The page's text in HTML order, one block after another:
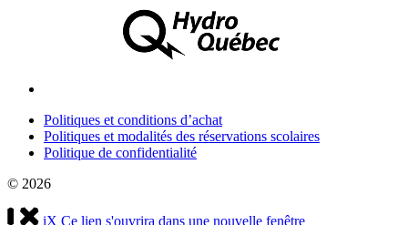
Politiques et conditions d’achat
Politiques et modalités des réservations scolaires
Politique de confidentialité
© 2026
iX Ce lien s'ouvrira dans une nouvelle fenêtre